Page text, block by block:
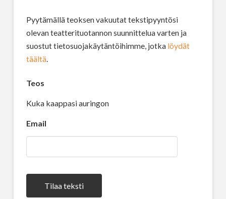
Pyytämällä teoksen vakuutat tekstipyyntösi
olevan teatterituotannon suunnittelua varten ja
suostut tietosuojakäytäntöihimme, jotka löydät
täältä.
Teos
Kuka kaappasi auringon
Email
Tilaa teksti